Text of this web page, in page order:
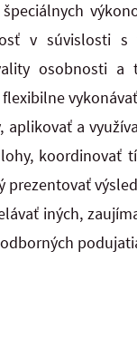
v súvislosti s
osobnosti a
aplikovať a
koordinovať
prezentovať
iných,